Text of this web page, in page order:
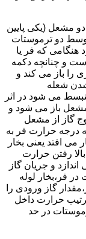
مشعل (یکی پایین
دو ترموستات
که فر یا
و چنانچه دکمه
را باز می کند و
شدن شعله
می شود در اثر
باز می شود و
گاز از مشعل
درجه حرارت فر به
افتد یعنی بخار
رفتن حرارت
و جریان گاز
فر،بخار لوله
گاز ورودی را
حرارت داخل
در حد